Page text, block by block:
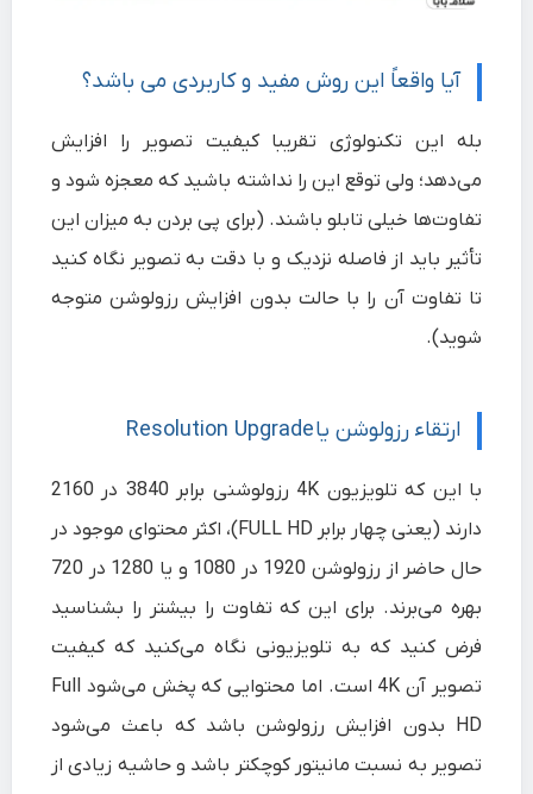
آیا واقعاً این روش مفید و کاربردی می باشد؟
بله این تکنولوژی تقریبا کیفیت تصویر را افزایش
می‌دهد؛ ولی توقع این را نداشته باشید که معجزه شود و
تفاوت‌ها خیلی تابلو باشند. (برای پی بردن به میزان این
تأثیر باید از فاصله نزدیک و با دقت به تصویر نگاه کنید
تا تفاوت آن را با حالت بدون افزایش رزولوشن متوجه
شوید).
ارتقاء رزولوشن یا Resolution Upgrade
با این که تلویزیون‌ 4K رزولوشنی برابر 3840 در 2160
دارند (یعنی چهار برابر FULL HD)، اکثر محتوای موجود در
حال حاضر از رزولوشن 1920 در 1080 و یا 1280 در 720
بهره می‌برند. برای این که تفاوت را بیشتر را بشناسید
فرض کنید که به تلویزیونی نگاه می‌کنید که کیفیت
تصویر آن 4K است. اما محتوایی که پخش می‌شود Full
HD بدون افزایش رزولوشن باشد که باعث می‌شود
تصویر به نسبت مانیتور کوچکتر باشد و حاشیه زیادی از